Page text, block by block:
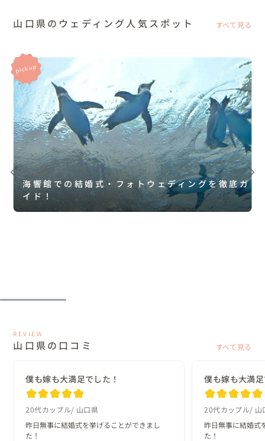
山口県のウェディング人気スポット すべて見る
海響館での結婚式・フォトウェディングを徹底ガ
イド！
REVIEW
山口県の口コミ すべて見る
僕も嫁も大満足でした！
20代カップル 山口県
昨日無事に結婚式を挙げることができまし
た！
僕も嫁も大満
20代カップル 山
昨日無事に結婚式
た！